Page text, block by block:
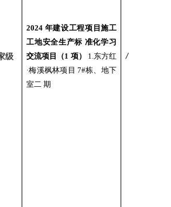
级
2024 年建设工程项目施工
工地安全生产标 准化学习
交流项目（1 项） 1.东方红
·梅溪枫林项目 7#栋、地下
室二 期
/